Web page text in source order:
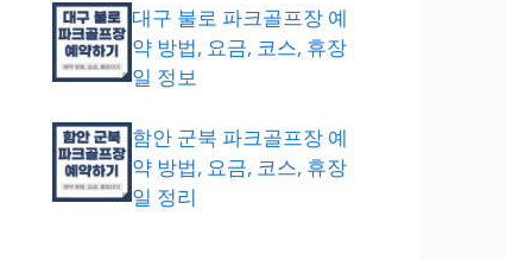
대구 불로 파크골프장 예
약 방법, 요금, 코스, 휴장
일 정보
함안 군북 파크골프장 예
약 방법, 요금, 코스, 휴장
일 정리